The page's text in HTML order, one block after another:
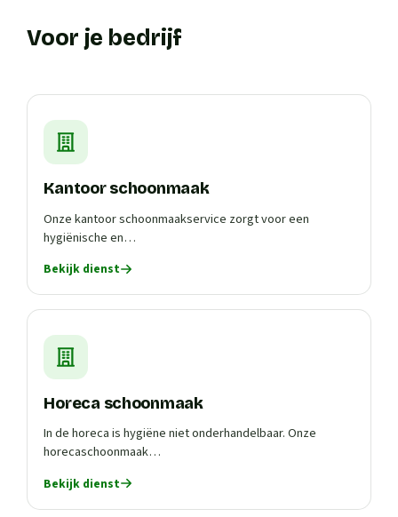
Voor je bedrijf
Kantoor schoonmaak
Onze kantoor schoonmaakservice zorgt voor een
hygiënische en…
Bekijk dienst
Horeca schoonmaak
In de horeca is hygiëne niet onderhandelbaar. Onze
horecaschoonmaak…
Bekijk dienst